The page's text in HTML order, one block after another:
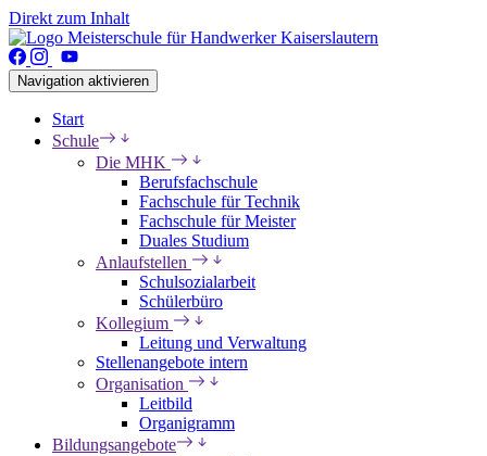
Direkt zum Inhalt
Navigation aktivieren
Start
Schule
Die MHK
Berufsfachschule
Fachschule für Technik
Fachschule für Meister
Duales Studium
Anlaufstellen
Schulsozialarbeit
Schülerbüro
Kollegium
Leitung und Verwaltung
Stellenangebote intern
Organisation
Leitbild
Organigramm
Bildungsangebote